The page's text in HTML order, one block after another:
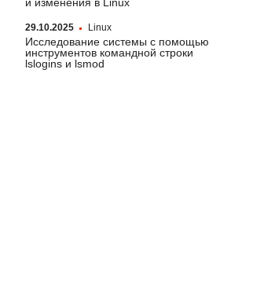
29.10.2025 Linux
Исследование системы с помощью
инструментов командной строки
lslogins и lsmod